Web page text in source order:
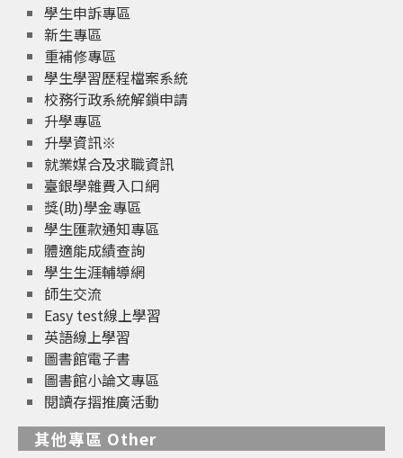
學生申訴專區
新生專區
重補修專區
學生學習歷程檔案系統
校務行政系統解鎖申請
升學專區
升學資訊※
就業媒合及求職資訊
臺銀學雜費入口網
獎(助)學金專區
學生匯款通知專區
體適能成績查詢
學生生涯輔導網
師生交流
Easy test線上學習
英語線上學習
圖書館電子書
圖書館小論文專區
閱讀存摺推廣活動
其他專區 Other